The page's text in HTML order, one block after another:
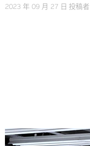
2023 年 09 月 27 日 投稿者
Share